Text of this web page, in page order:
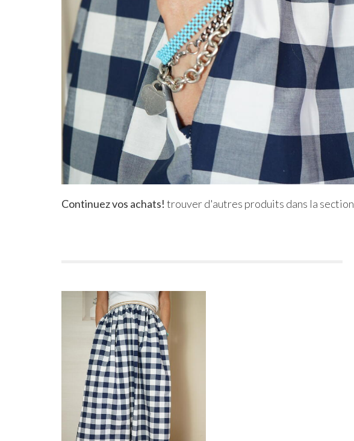
Continuez vos achats! trouver d'autres produits dans la section